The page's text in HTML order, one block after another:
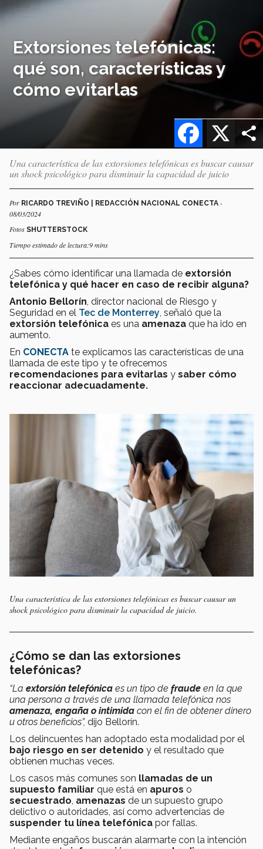
Extorsiones telefónicas:
qué son, características y
cómo evitarlas
X
Facebook
Una característica de las extorsiones telefónicas es buscar causar
un shock psicológico para disminuir la capacidad de juicio
Por RICARDO TREVIÑO | REDACCIÓN NACIONAL CONECTA -
08/03/2024
Fotos SHUTTERSTOCK
Tiempo estimado de lectura:9 mins
¿Sabes cómo identificar una llamada de extorsión
telefónica y qué hacer en caso de recibir alguna?
Antonio Bellorín , director nacional de Riesgo y
Seguridad en el Tec de Monterrey , señaló que la
extorsión telefónica es una amenaza que ha ido en
aumento.
En CONECTA te explicamos las características de una
llamada de este tipo y te ofrecemos
recomendaciones para evitarlas y saber cómo
reaccionar adecuadamente.
Una característica de las extorsiones telefónicas es buscar causar un
shock psicológico para disminuir la capacidad de juicio.
¿Cómo se dan las extorsiones
telefónicas?
“La extorsión telefónica es un tipo de fraude en la que
una persona a través de una llamada telefónica nos
amenaza, engaña o intimida con el fin de obtener dinero
u otros beneficios”, dijo Bellorín.
Los delincuentes han adoptado esta modalidad por el
bajo riesgo en ser detenido y el resultado que
obtienen muchas veces.
Los casos más comunes son llamadas de un
supuesto familiar que está en apuros o
secuestrado, amenazas de un supuesto grupo
delictivo o autoridades, así como advertencias de
suspender tu línea telefónica por fallas.
Mediante engaños buscarán alarmarte con la intención